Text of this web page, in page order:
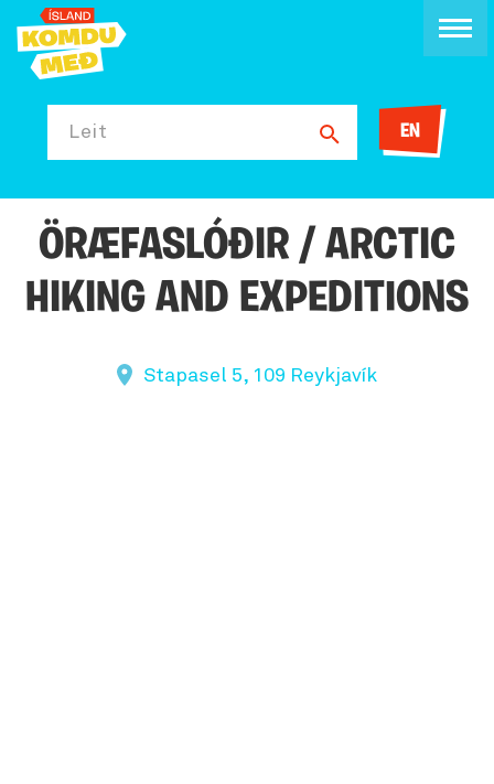
Leit EN
ÖRÆFASLÓÐIR / ARCTIC
HIKING AND EXPEDITIONS
Stapasel 5, 109 Reykjavík